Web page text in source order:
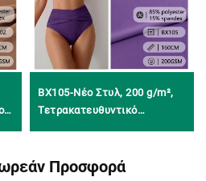
BX105-Νέο Στυλ, 200 g/m²,
Τετρακατευθυντικό
Ύφασμα 85% Πολυεστέρας,
Προσφορά